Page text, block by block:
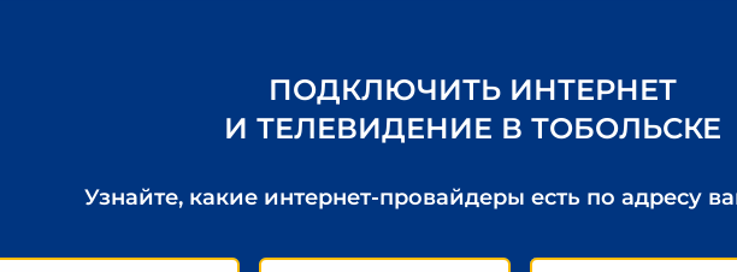
ПОДКЛЮЧИТЬ ИНТЕРНЕТ
И ТЕЛЕВИДЕНИЕ В ТОБОЛЬСКЕ
Узнайте, какие интернет-провайдеры есть по адресу